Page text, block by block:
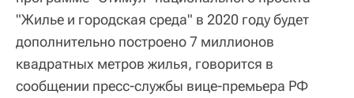
"Жилье и городская среда" в 2020 году будет
дополнительно построено 7 миллионов
квадратных метров жилья, говорится в
сообщении пресс-службы вице-премьера РФ